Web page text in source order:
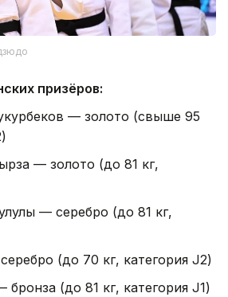
призёров:
— золото (свыше 95
— золото (до 81 кг,
— серебро (до 81 кг,
(до 70 кг, категория J2)
(до 81 кг, категория J1)